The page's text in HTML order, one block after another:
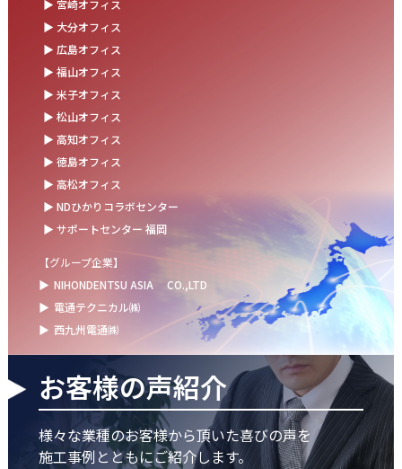
お盆の休業に伴うお知らせ
2025.07.11
事務部会＆懇親会を開催しました！
2025.06.27
＼新卒第9期生 辞令交付式を開催しました／
ウォーターサーバー設置完了！～健康経営の取組み～
▶ 宮崎オフィス
▶ 大分オフィス
▶ 広島オフィス
▶ 福山オフィス
▶ 米子オフィス
▶ 松山オフィス
▶ 高知オフィス
▶ 徳島オフィス
▶ 高松オフィス
▶ NDひかりコラボセンター
▶ サポートセンター 福岡
【グループ企業】
▶ NIHONDENTSU ASIA CO.,LTD
▶ 電通テクニカル㈱
▶ 西九州電通㈱
お客様の声紹介
様々な業種のお客様から頂いた喜びの声を
施工事例とともにご紹介します。